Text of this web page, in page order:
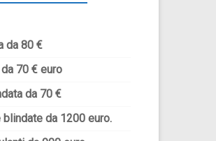
da 80 €
70 € euro
da 70 €
da 1200 euro.